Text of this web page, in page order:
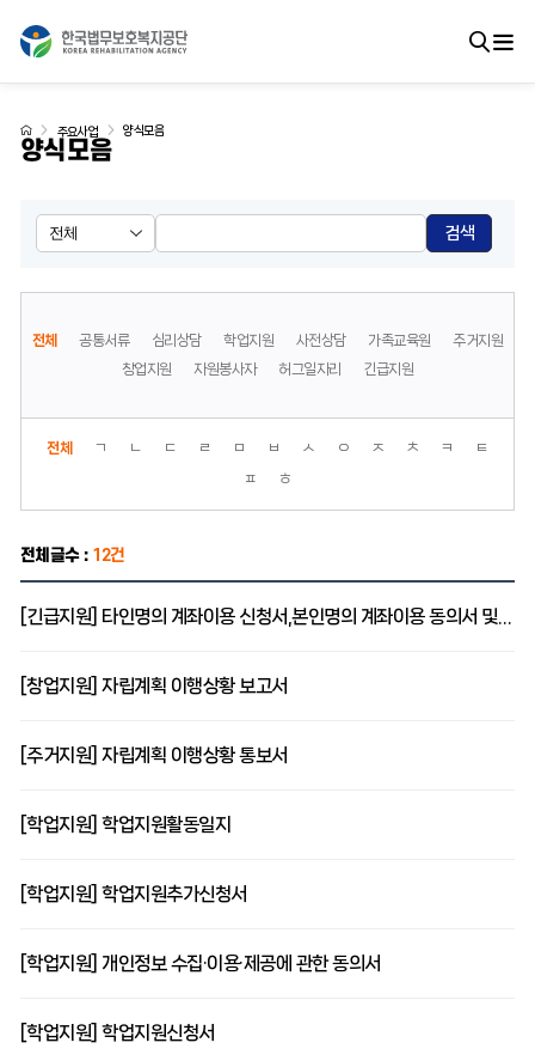
양식모음
주요사업 양식모음
검색
전체 공통서류 심리상담 학업지원 사전상담 가족교육원
주거지원
창업지원
자원봉사자 허그일자리 긴급지원
전체 ㄱ ㄴ ㄷ ㄹ ㅁ ㅂ ㅅ ㅇ ㅈ ㅊ ㅋ
ㅌ
ㅍ
ㅎ
전체글수 : 12건
[긴급지원] 타인명의 계좌이용 신청서,본인명의 계좌이용 동의서 및 확약서
[창업지원] 자립계획 이행상황 보고서
[주거지원] 자립계획 이행상황 통보서
[학업지원] 학업지원활동일지
[학업지원] 학업지원추가신청서
[학업지원] 개인정보 수집·이용·제공에 관한 동의서
[학업지원] 학업지원신청서